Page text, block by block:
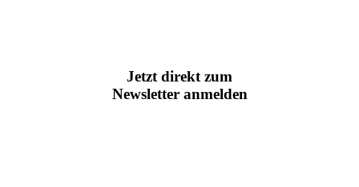
Jetzt direkt zum
Newsletter anmelden